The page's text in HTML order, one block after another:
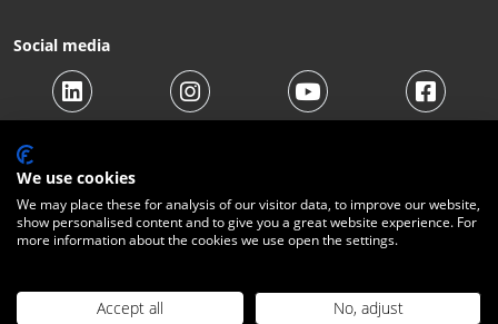
Social media
© 2026 Beltraco Benelux B.V. |Algemene voorwaarden
Verzendkosten|Contact
We use cookies
We may place these for analysis of our visitor data, to improve our website,
show personalised content and to give you a great website experience. For
more information about the cookies we use open the settings.
Accept all No, adjust